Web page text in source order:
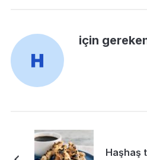
için
Haşhaş